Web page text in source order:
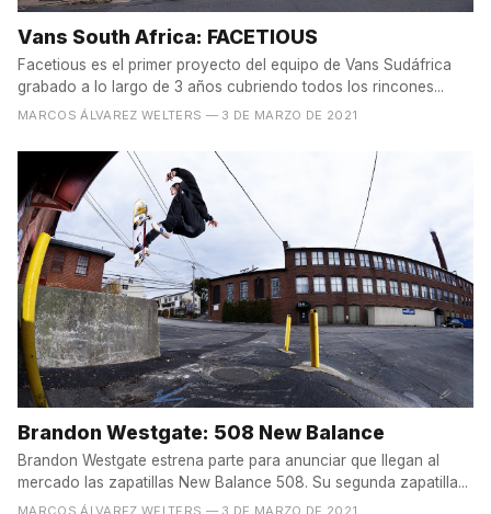
Vans South Africa: FACETIOUS
Facetious es el primer proyecto del equipo de Vans Sudáfrica
grabado a lo largo de 3 años cubriendo todos los rincones...
MARCOS ÁLVAREZ WELTERS — 3 DE MARZO DE 2021
Brandon Westgate: 508 New Balance
Brandon Westgate estrena parte para anunciar que llegan al
mercado las zapatillas New Balance 508. Su segunda zapatilla...
MARCOS ÁLVAREZ WELTERS — 3 DE MARZO DE 2021